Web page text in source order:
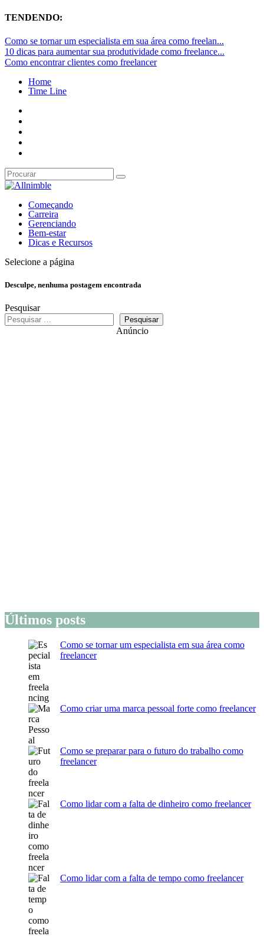
TENDENDO:
Como se tornar um especialista em sua área como freelan...
10 dicas para aumentar sua produtividade como freelance...
Como encontrar clientes como freelancer
Home
Time Line
Começando
Carreira
Gerenciando
Bem-estar
Dicas e Recursos
Selecione a página
Desculpe, nenhuma postagem encontrada
Pesquisar
Pesquisar
Anúncio
Últimos posts
Como se tornar um especialista em sua área como
freelancer
Como criar uma marca pessoal forte como freelancer
Como se preparar para o futuro do trabalho como
freelancer
Como lidar com a falta de dinheiro como freelancer
Como lidar com a falta de tempo como freelancer